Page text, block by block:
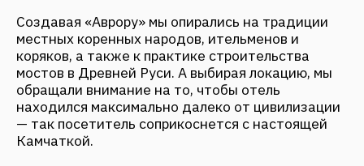
коммуникации, логистика, взаимодействия с
другими объектами — получается целая
экосистема. И такой подход мне очень близок,
поэтому в какой-то степени вопрос не стоял о
том, какие проекты я буду создавать. И отели —
это лишь часть более масштабных проектов, о
которых я всегда мечтала.
О каких особенностях проектирования отелей